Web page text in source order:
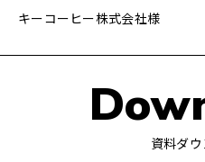
キーコーヒー株式会社様
資料ダ